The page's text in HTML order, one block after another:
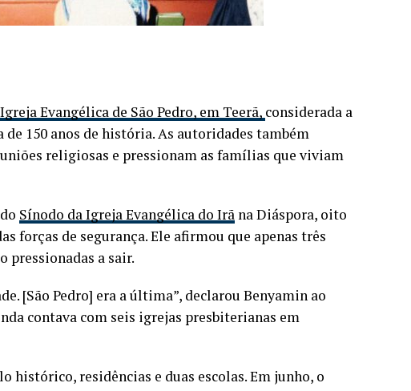
Igreja Evangélica de São Pedro, em Teerã, considerada a
150 anos de história. As autoridades também
religiosas e pressionam as famílias que viviam
Sínodo da Igreja Evangélica do Irã na Diáspora, oito
forças de segurança. Ele afirmou que apenas três
pressionadas a sair.
[São Pedro] era a última”, declarou Benyamin ao
contava com seis igrejas presbiterianas em
histórico, residências e duas escolas. Em junho, o